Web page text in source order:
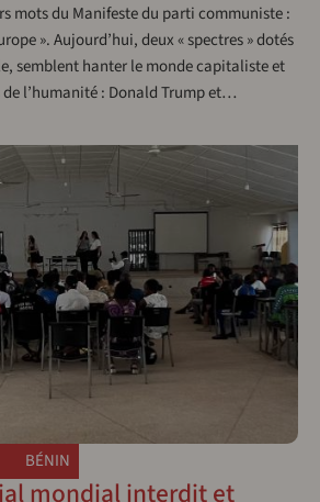
mots du Manifeste du parti communiste :
». Aujourd’hui, deux « spectres » dotés
semblent hanter le monde capitaliste et
de l’humanité : Donald Trump et…
BÉNIN
mondial interdit et